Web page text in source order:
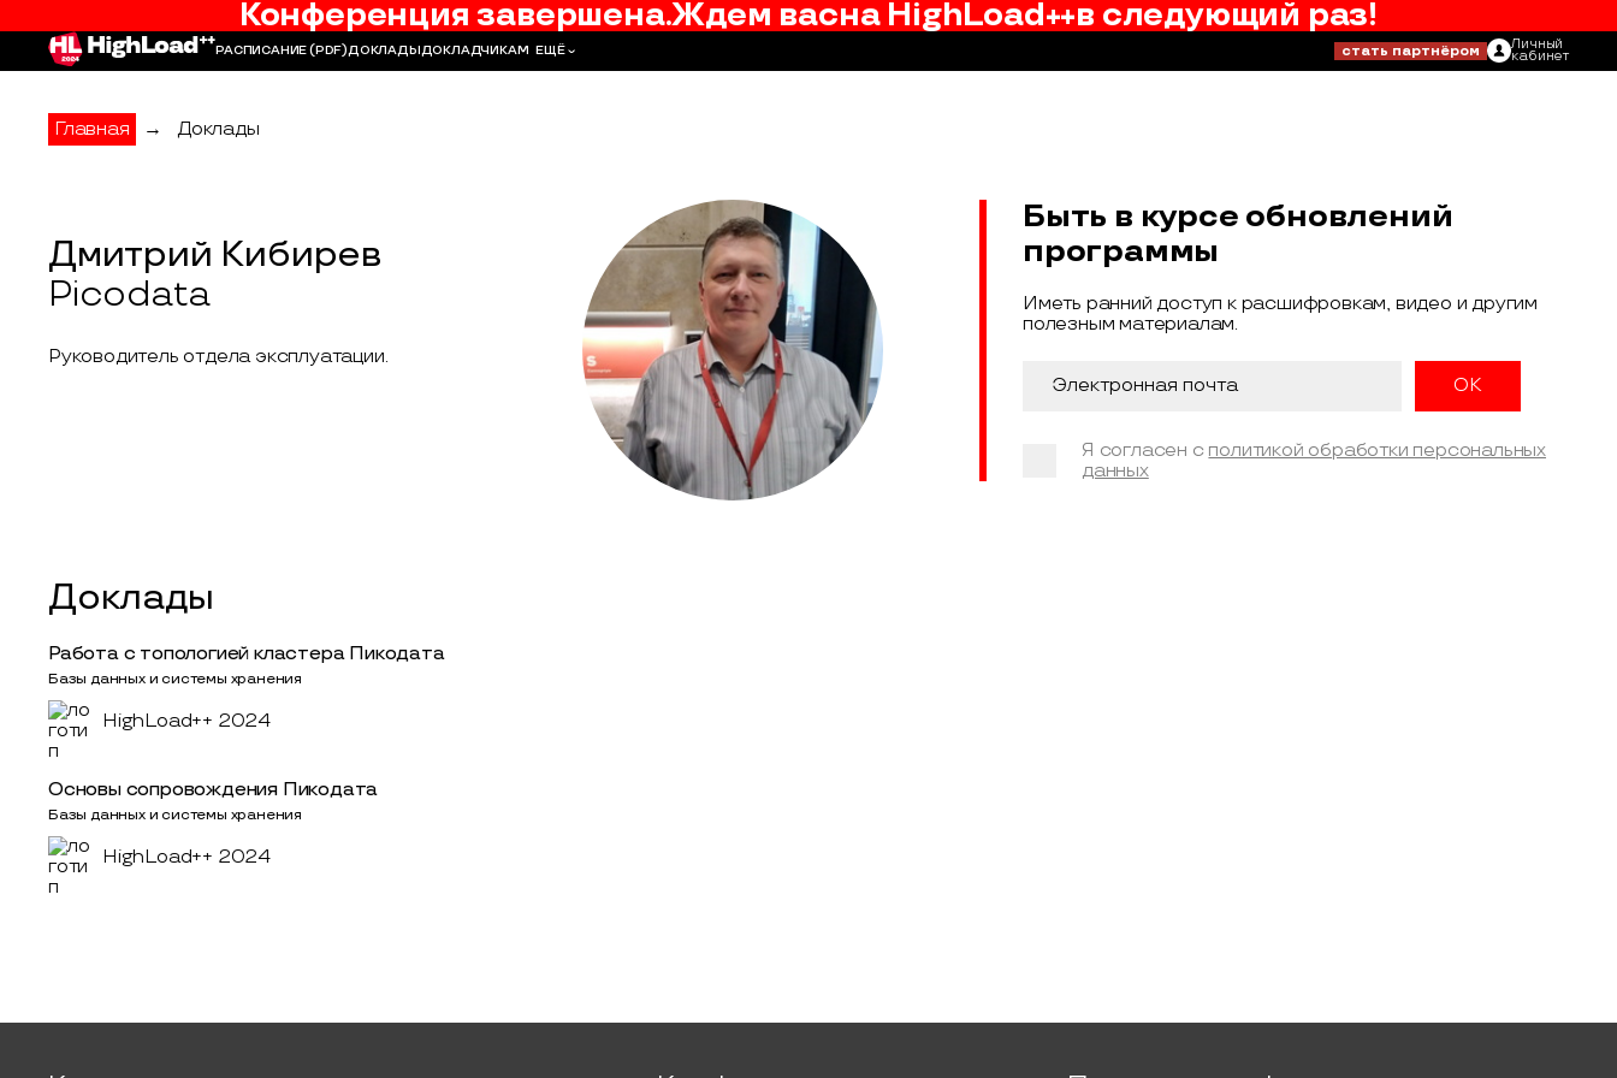
Конференция завершена.Ждем васна HighLoad++в следующий раз!
РАСПИСАНИЕ(PDF)ДОКЛАДЫ ДОКЛАДЧИКАМ ЕЩЁ стать партнёром Личный
кабинет
Главная → Доклады
Дмитрий Кибирев
Picodata
Руководитель отдела эксплуатации.
Доклады
Работа с топологией кластера Пикодата
Базы данных и системы хранения
HighLoad++ 2024
Основы сопровождения Пикодата
Базы данных и системы хранения
HighLoad++ 2024
Быть в курсе обновлений
программы
Иметь ранний доступ к расшифровкам, видео и другим
полезным материалам.
Я согласен с политикой обработки персональных
данных